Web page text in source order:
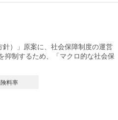
）」原案に、社会保障制度の運営
抑制するため、「マクロ的な社会保
料率